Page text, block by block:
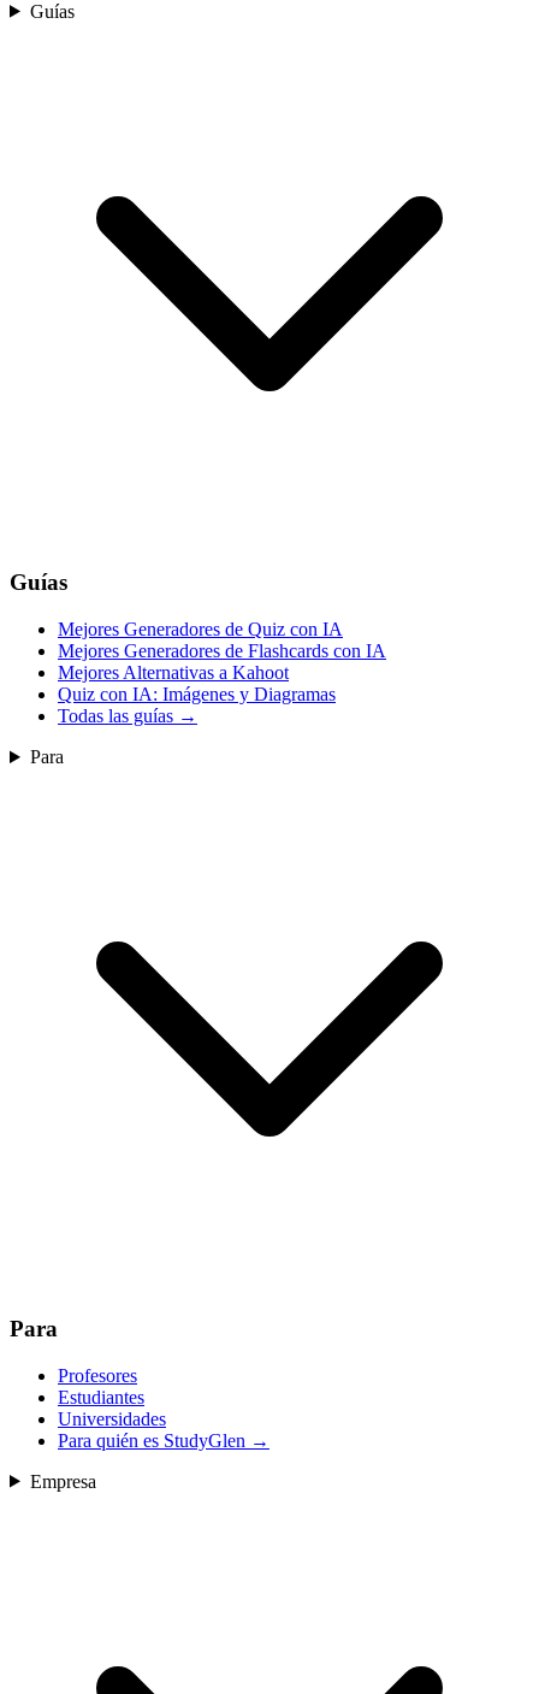
Guías
Guías
Mejores Generadores de Quiz con IA
Mejores Generadores de Flashcards con IA
Mejores Alternativas a Kahoot
Quiz con IA: Imágenes y Diagramas
Todas las guías →
Para
Para
Profesores
Estudiantes
Universidades
Para quién es StudyGlen →
Empresa